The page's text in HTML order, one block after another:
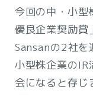
今回の中・小
優良企業奨励賞
Sansanの2社を
小型株企業のIR
会になると存じ